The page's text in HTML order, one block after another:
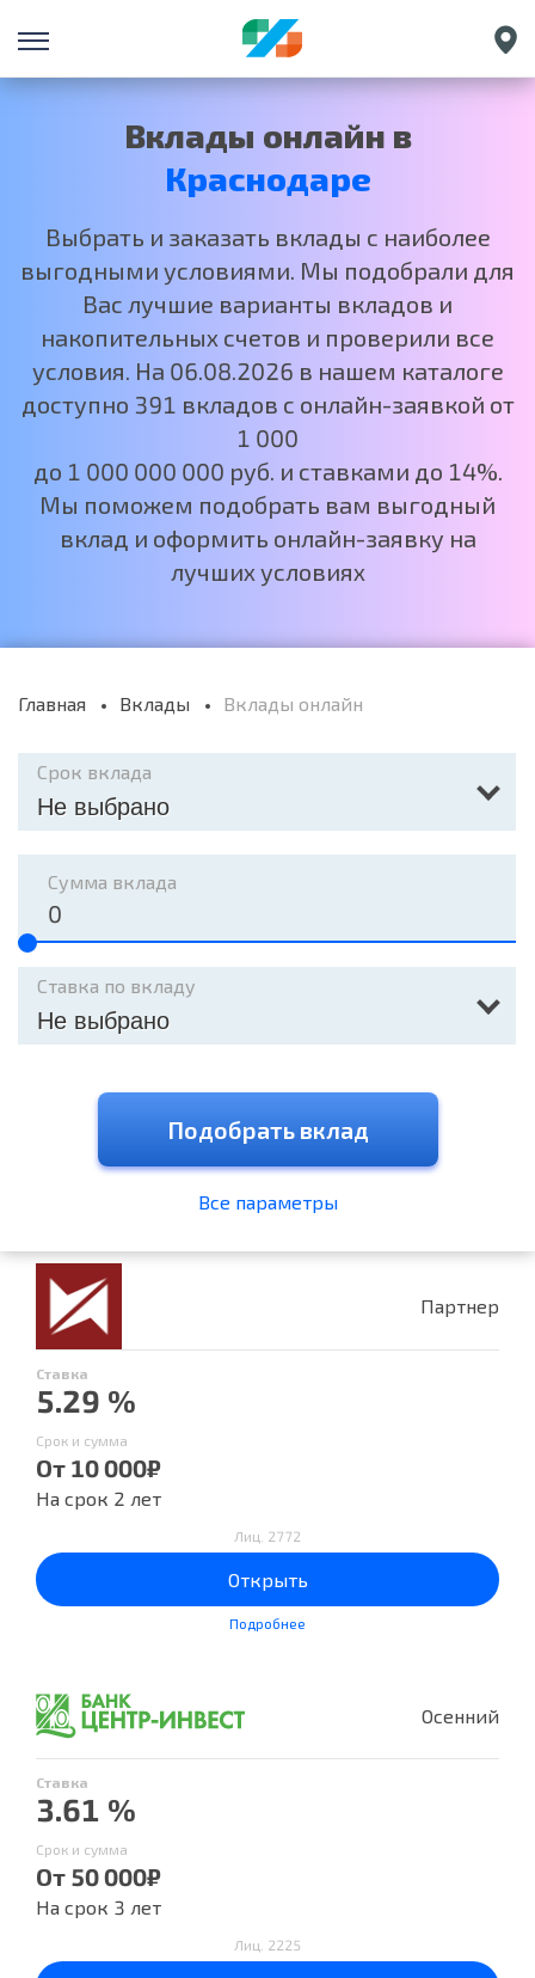
Санкт-Петербург
Екатеринбург
Москва
Вклады онлайн в
Краснодаре
Выбрать и заказать вклады с наиболее
выгодными условиями. Мы подобрали для
Вас лучшие варианты вкладов и
накопительных счетов и проверили все
условия. На 06.08.2026 в нашем каталоге
доступно 391 вкладов с онлайн-заявкой от
1 000
до 1 000 000 000 руб. и ставками до 14%.
Мы поможем подобрать вам выгодный
вклад и оформить онлайн-заявку на
лучших условиях
Главная Вклады Вклады онлайн
Срок вклада
Не выбрано
Сумма вклада
Ставка по вкладу
Не выбрано
Подобрать вклад
Все параметры
Партнер
Ставка
5.29 %
Срок и сумма
От 10 000₽
На срок 2 лет
Лиц. 2772
Открыть
Подробнее
Осенний
Ставка
3.61 %
Срок и сумма
От 50 000₽
На срок 3 лет
Лиц. 2225